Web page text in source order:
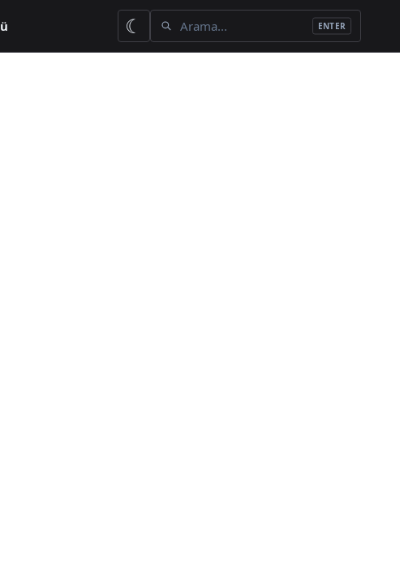
☾ İçerik ara ENTER